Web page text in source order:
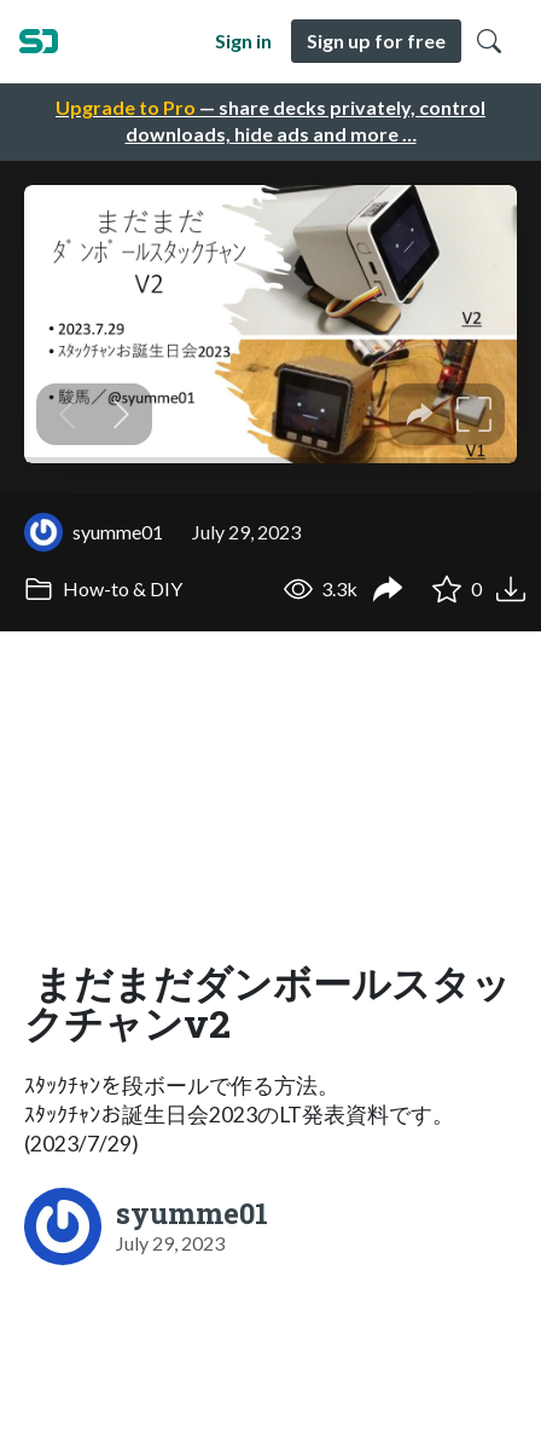
Upgrade to Pro — share decks privately, control
downloads, hide ads and more …
Sign in Sign up for free
syumme01 July 29, 2023
How-to & DIY 3.3k 0
まだまだダンボールスタッ
クチャンv2
ｽﾀｯｸﾁｬﾝを段ボールで作る方法。
ｽﾀｯｸﾁｬﾝお誕生日会2023のLT発表資料です。
(2023/7/29)
syumme01
July 29, 2023